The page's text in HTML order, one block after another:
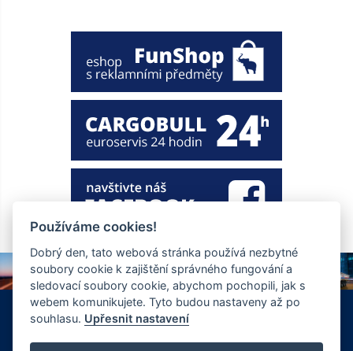
+420 326 901 186
info@ewt.cz
Používáme cookies!
Dobrý den, tato webová stránka používá nezbytné
soubory cookie k zajištění správného fungování a
sledovací soubory cookie, abychom pochopili, jak s
webem komunikujete. Tyto budou nastaveny až po
souhlasu. Upřesnit nastavení